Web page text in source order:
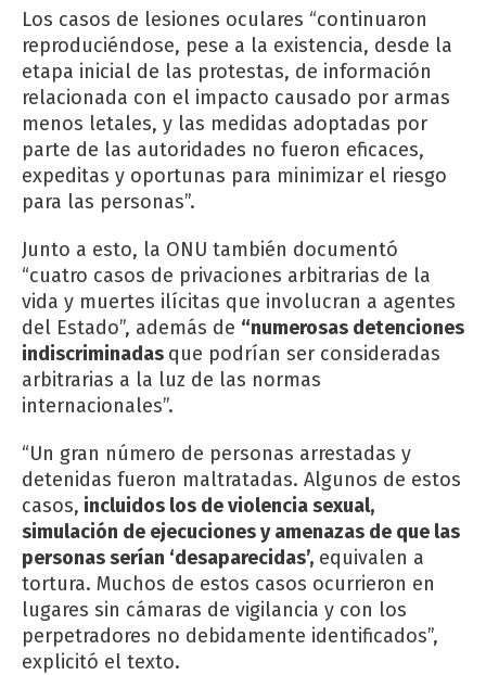
Los casos de lesiones oculares “continuaron
reproduciéndose, pese a la existencia, desde la
etapa inicial de las protestas, de información
relacionada con el impacto causado por armas
menos letales, y las medidas adoptadas por
parte de las autoridades no fueron eficaces,
expeditas y oportunas para minimizar el riesgo
para las personas”.
Junto a esto, la ONU también documentó
“cuatro casos de privaciones arbitrarias de la
vida y muertes ilícitas que involucran a agentes
del Estado”, además de “numerosas detenciones
indiscriminadas que podrían ser consideradas
arbitrarias a la luz de las normas
internacionales”.
“Un gran número de personas arrestadas y
detenidas fueron maltratadas. Algunos de estos
casos, incluidos los de violencia sexual,
simulación de ejecuciones y amenazas de que las
personas serían ‘desaparecidas’, equivalen a
tortura. Muchos de estos casos ocurrieron en
lugares sin cámaras de vigilancia y con los
perpetradores no debidamente identificados”,
explicitó el texto.